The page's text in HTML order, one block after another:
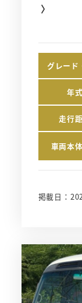
〉
グレード
年式
走行
車両本
掲載日：